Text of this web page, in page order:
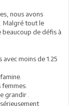
nous avons
Malgré tout le
beaucoup de défis à
moins de 1.25
grandir .